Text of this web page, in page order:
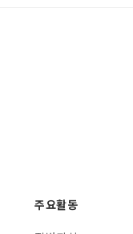
주요활동